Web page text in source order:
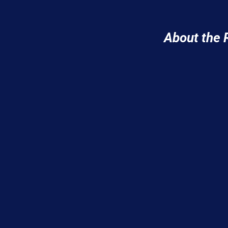
About the